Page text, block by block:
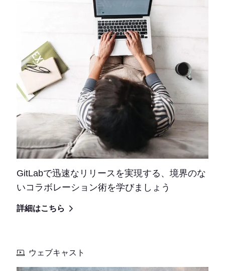
GitLabで迅速なリリースを実現する、境界のな
いコラボレーション術を学びましょう
詳細はこちら
ウェブキャスト